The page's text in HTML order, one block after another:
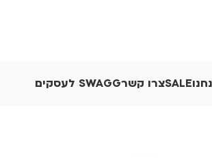
SALEצרו קשרSWAGG לעסקים